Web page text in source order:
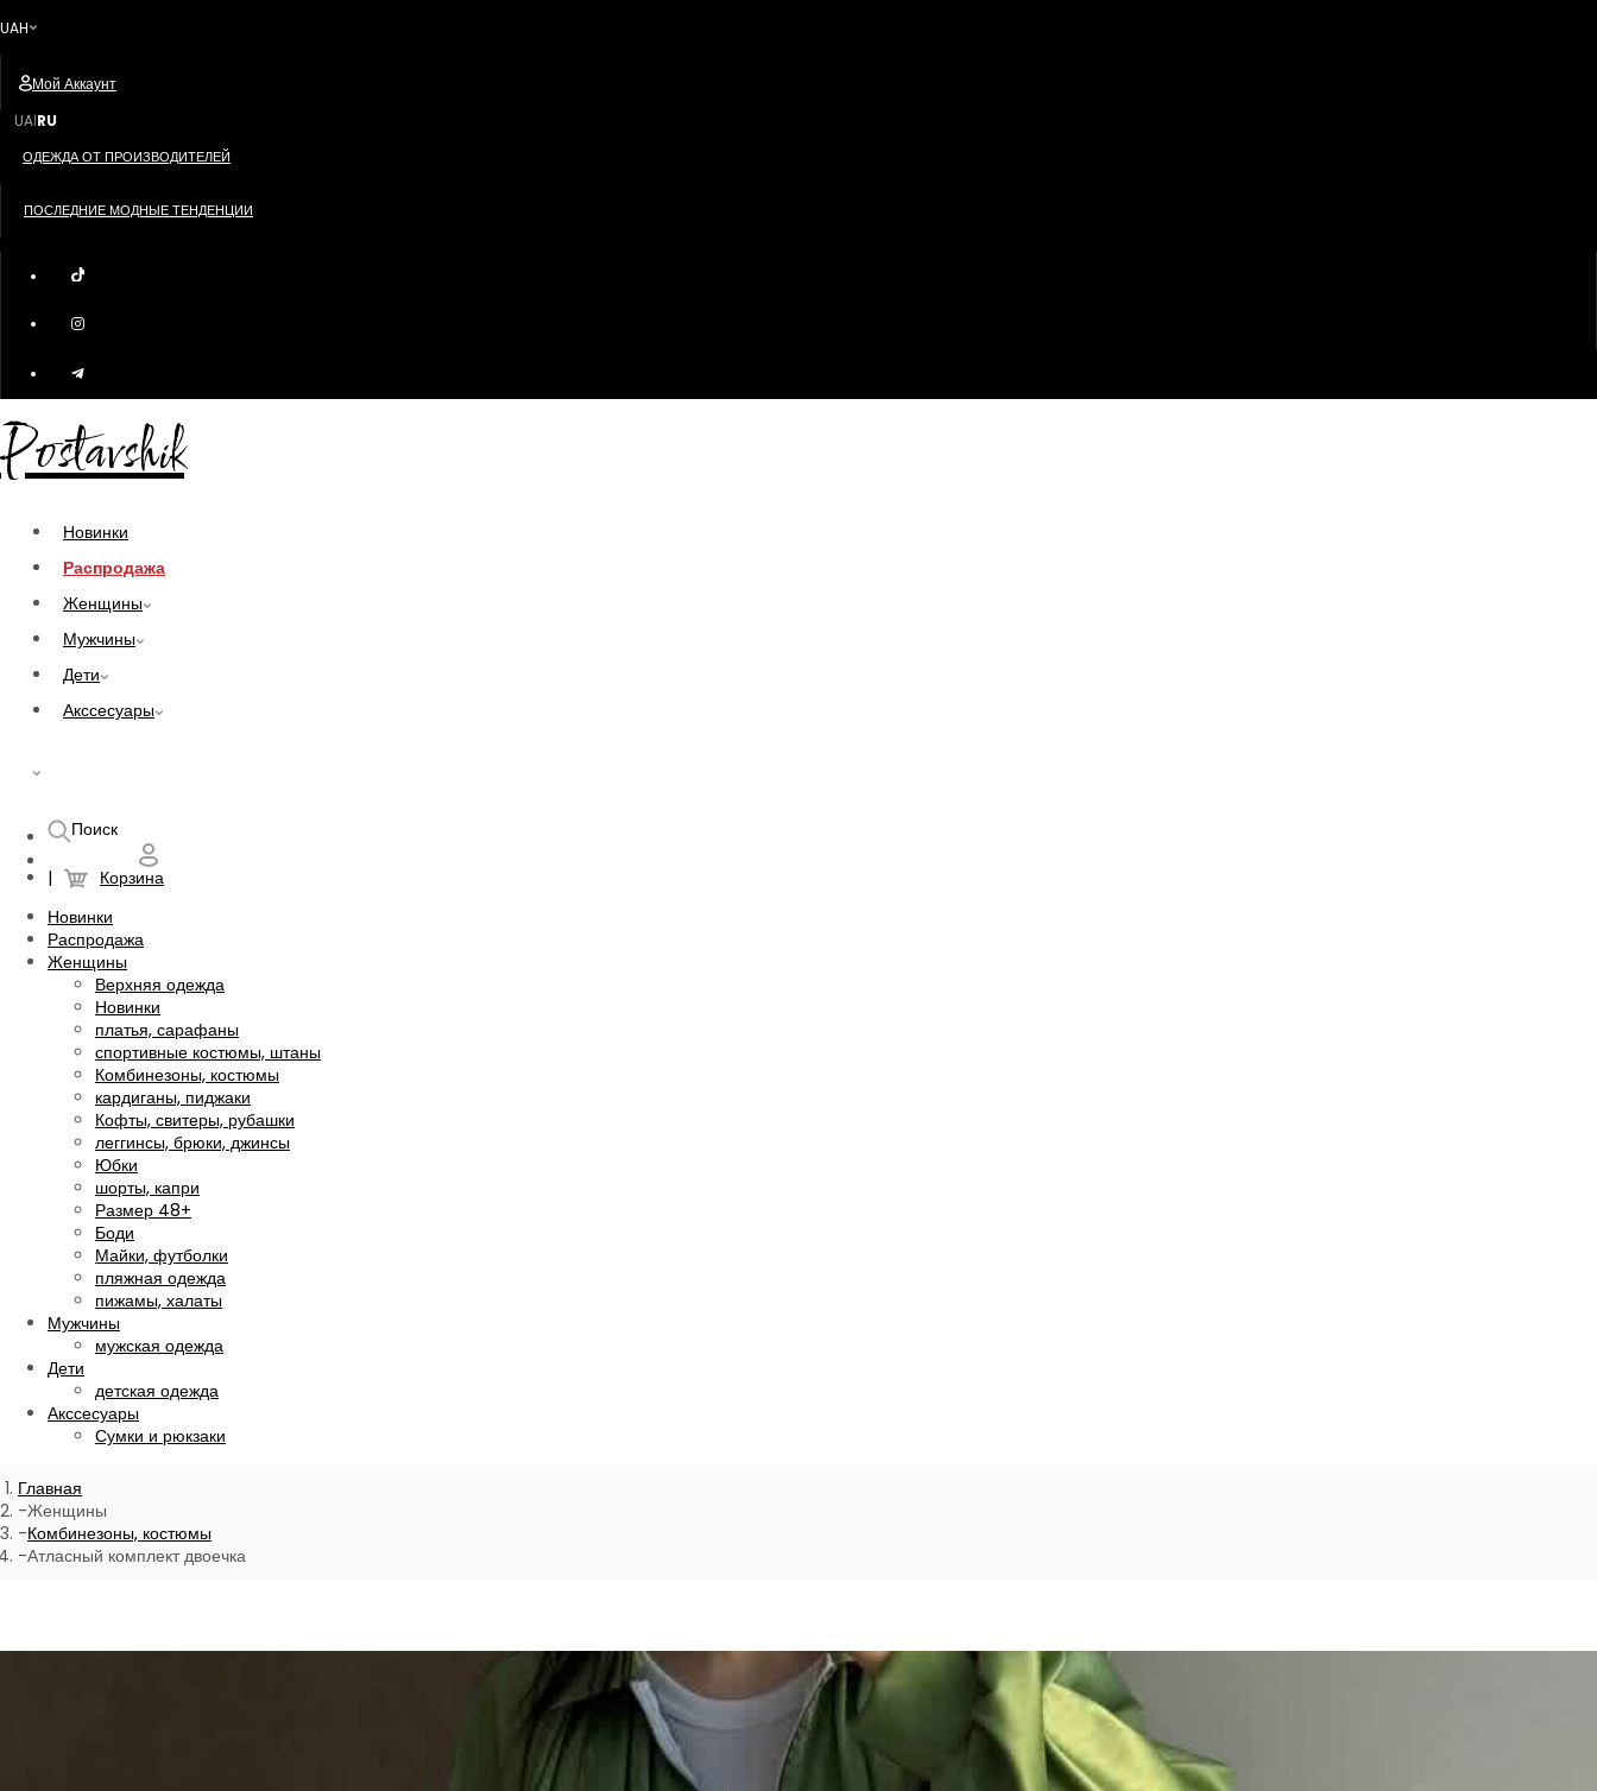
UAH
Мой Аккаунт
UA|RU
ОДЕЖДА ОТ ПРОИЗВОДИТЕЛЕЙ
ПОСЛЕДНИЕ МОДНЫЕ ТЕНДЕНЦИИ
Postavshik
Новинки
Распродажа
Женщины
Мужчины
Дети
Акссесуары
Поиск
Корзина
Новинки
Распродажа
Женщины
Верхняя одежда
Новинки
платья, сарафаны
спортивные костюмы, штаны
Комбинезоны, костюмы
кардиганы, пиджаки
Кофты, свитеры, рубашки
леггинсы, брюки, джинсы
Юбки
шорты, капри
Размер 48+
Боди
Майки, футболки
пляжная одежда
пижамы, халаты
Мужчины
мужская одежда
Дети
детская одежда
Акссесуары
Сумки и рюкзаки
Главная
Женщины
Комбинезоны, костюмы
Атласный комплект двоечка